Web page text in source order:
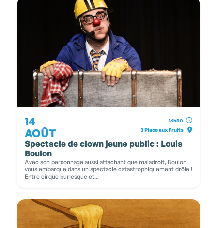
14
AOÛT
16h00
3 Place aux Fruits
Spectacle de clown jeune public : Louis
Boulon
Avec son personnage aussi attachant que maladroit, Boulon
vous embarque dans un spectacle catastrophiquement drôle !
Entre cirque burlesque et...